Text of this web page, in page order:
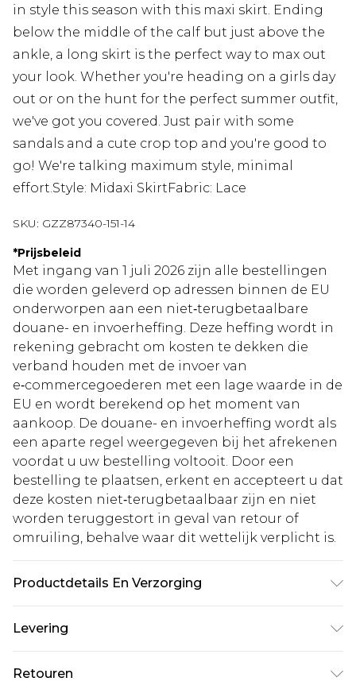
in style this season with this maxi skirt. Ending
below the middle of the calf but just above the
ankle, a long skirt is the perfect way to max out
your look. Whether you're heading on a girls day
out or on the hunt for the perfect summer outfit,
we've got you covered. Just pair with some
sandals and a cute crop top and you're good to
go! We're talking maximum style, minimal
effort.Style: Midaxi SkirtFabric: Lace
SKU: GZZ87340-151-14
*Prijsbeleid
Met ingang van 1 juli 2026 zijn alle bestellingen
die worden geleverd op adressen binnen de EU
onderworpen aan een niet‑terugbetaalbare
douane- en invoerheffing. Deze heffing wordt in
rekening gebracht om kosten te dekken die
verband houden met de invoer van
e‑commercegoederen met een lage waarde in de
EU en wordt berekend op het moment van
aankoop. De douane- en invoerheffing wordt als
een aparte regel weergegeven bij het afrekenen
voordat u uw bestelling voltooit. Door een
bestelling te plaatsen, erkent en accepteert u dat
deze kosten niet‑terugbetaalbaar zijn en niet
worden teruggestort in geval van retour of
omruiling, behalve waar dit wettelijk verplicht is.
Productdetails En Verzorging
wears UK size 10
Levering
Standaardlevering Nederland
€5.99
Retouren